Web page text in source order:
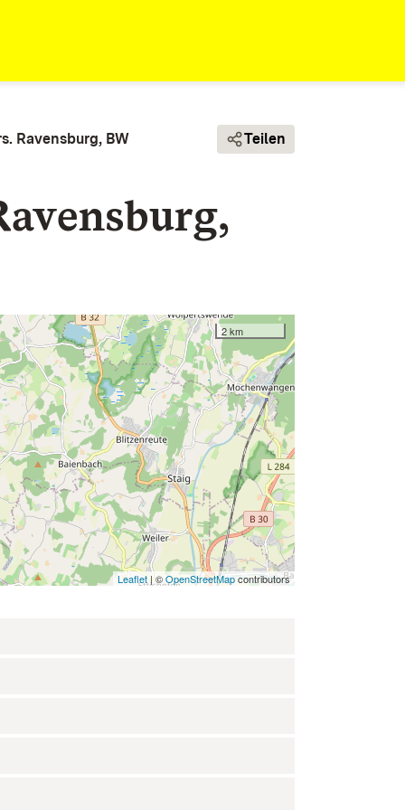
Ravensburg, BW Teilen
2 km
Leaflet| ©OpenStreetMapcontributors